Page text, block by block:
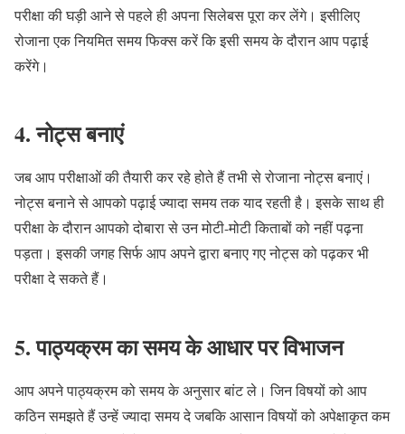
परीक्षा की घड़ी आने से पहले ही अपना सिलेबस पूरा कर लेंगे। इसीलिए
रोजाना एक नियमित समय फिक्स करें कि इसी समय के दौरान आप पढ़ाई
करेंगे।
4. नोट्स बनाएं
जब आप परीक्षाओं की तैयारी कर रहे होते हैं तभी से रोजाना नोट्स बनाएं।
नोट्स बनाने से आपको पढ़ाई ज्यादा समय तक याद रहती है। इसके साथ ही
परीक्षा के दौरान आपको दोबारा से उन मोटी-मोटी किताबों को नहीं पढ़ना
पड़ता। इसकी जगह सिर्फ आप अपने द्वारा बनाए गए नोट्स को पढ़कर भी
परीक्षा दे सकते हैं।
5. पाठ्यक्रम का समय के आधार पर विभाजन
आप अपने पाठ्यक्रम को समय के अनुसार बांट ले। जिन विषयों को आप
कठिन समझते हैं उन्हें ज्यादा समय दे जबकि आसान विषयों को अपेक्षाकृत कम